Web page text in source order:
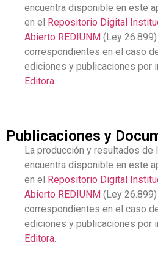
encuentra disponible en este
en el
Repositorio Digital
Abierto REDIUNM (Ley
correspondientes en el caso
ediciones y publicaciones por
Editora.
Publicaciones y
La producción y resultados de
encuentra disponible en este
en el Repositorio Digital
Abierto REDIUNM (Ley
correspondientes en el caso
ediciones y publicaciones por
Editora